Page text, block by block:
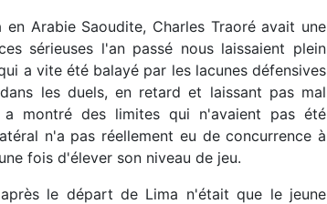
Arabie Saoudite, Charles Traoré avait une
sérieuses l'an passé nous laissaient plein
a vite été balayé par les lacunes défensives
les duels, en retard et laissant pas mal
montré des limites qui n'avaient pas été
n'a pas réellement eu de concurrence à
fois d'élever son niveau de jeu.
le départ de Lima n'était que le jeune